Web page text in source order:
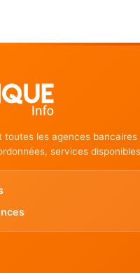
toutes les agences bancaires
services